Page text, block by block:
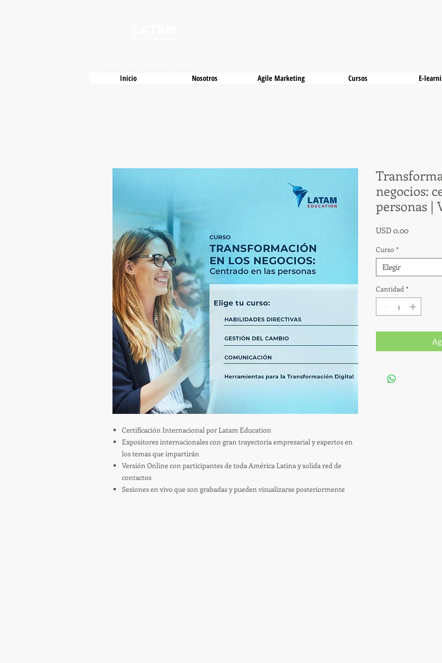
Inicio Nosotros Agile Marketing Cursos E-
Certificación Internacional por Latam Education
Expositores internacionales con gran trayectoria empresarial y expertos en
los temas que impartirán
Versión Online con participantes de toda América Latina y solida red de
contactos
Sesiones en vivo que son grabadas y pueden visualizarse posteriormente
negocios:
personas |
USD 0.00Precio
Curso *
Elegir
Cantidad *